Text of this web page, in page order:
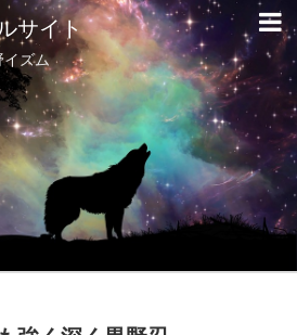
サイト
イズム